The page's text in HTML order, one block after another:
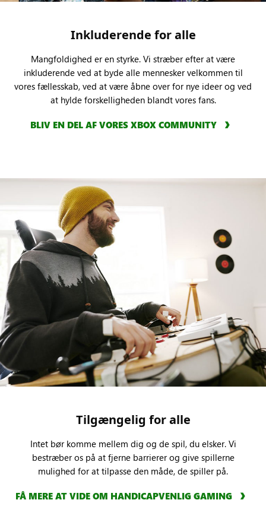
Inkluderende for alle
Mangfoldighed er en styrke. Vi stræber efter at være
inkluderende ved at byde alle mennesker velkommen til
vores fællesskab, ved at være åbne over for nye ideer og ved
at hylde forskelligheden blandt vores fans.
BLIV EN DEL AF VORES XBOX COMMUNITY
Tilgængelig for alle
Intet bør komme mellem dig og de spil, du elsker. Vi
bestræber os på at fjerne barrierer og give spillerne
mulighed for at tilpasse den måde, de spiller på.
FÅ MERE AT VIDE OM HANDICAPVENLIG GAMING